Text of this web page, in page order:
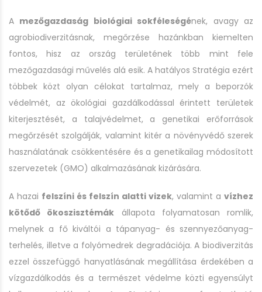
A mezőgazdaság biológiai sokféleségének, avagy az
agrobiodiverzitásnak, megőrzése hazánkban kiemelten
fontos, hisz az ország területének több mint fele
mezőgazdasági művelés alá esik. A hatályos Stratégia ezért
többek közt olyan célokat tartalmaz, mely a beporzók
védelmét, az ökológiai gazdálkodással érintett területek
kiterjesztését, a talajvédelmet, a genetikai erőforrások
megőrzését szolgálják, valamint kitér a növényvédő szerek
használatának csökkentésére és a genetikailag módosított
szervezetek (GMO) alkalmazásának kizárására.
A hazai felszíni és felszín alatti vizek, valamint a vízhez
kötődő ökoszisztémák állapota folyamatosan romlik,
melynek a fő kiváltói a tápanyag- és szennyezőanyag-
terhelés, illetve a folyómedrek degradációja. A biodiverzitás
ezzel összefüggő hanyatlásának megállítása érdekében a
vízgazdálkodás és a természet védelme közti egyensúlyt